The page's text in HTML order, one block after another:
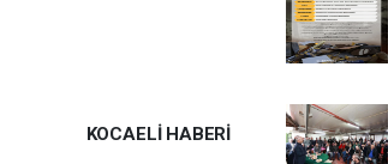
KOCAELI HABERİ